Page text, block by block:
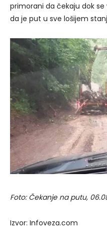
primorani da čekaju dok
da je put u sve lošijem
Foto: Čekanje na putu,
Izvor: Infoveza.com